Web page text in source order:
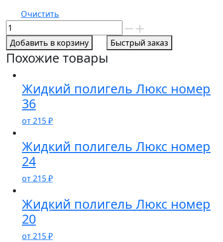
Очистить
Количество
товара
Жидкий
полигель
Люкс
номер
Добавить в корзину Быстрый заказ
Похожие товары
Жидкий полигель Люкс номер
36
от215₽
Жидкий полигель Люкс номер
24
от215₽
Жидкий полигель Люкс номер
20
от215₽